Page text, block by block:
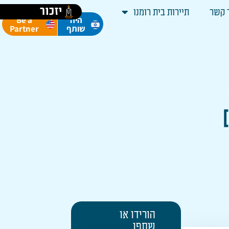
יזכור קשר תיירות בית רומנו
היה
שותף
Be a
Partner
הורידו או